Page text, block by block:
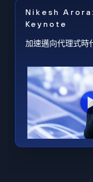
Nikesh
Keynote
加速邁向代理式時